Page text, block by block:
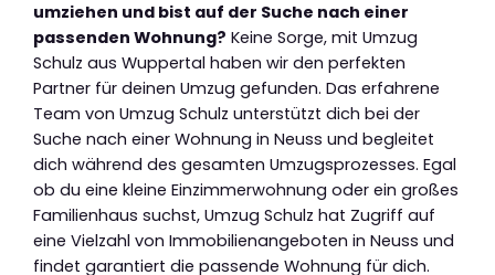
umziehen und bist auf der Suche nach einer
passenden Wohnung? Keine Sorge, mit Umzug
Schulz aus Wuppertal haben wir den perfekten
Partner für deinen Umzug gefunden. Das erfahrene
Team von Umzug Schulz unterstützt dich bei der
Suche nach einer Wohnung in Neuss und begleitet
dich während des gesamten Umzugsprozesses. Egal
ob du eine kleine Einzimmerwohnung oder ein großes
Familienhaus suchst, Umzug Schulz hat Zugriff auf
eine Vielzahl von Immobilienangeboten in Neuss und
findet garantiert die passende Wohnung für dich.